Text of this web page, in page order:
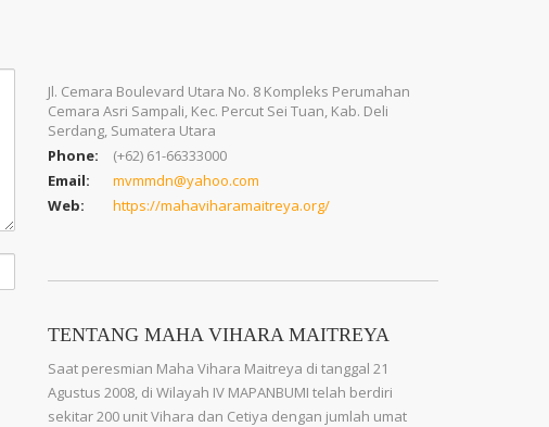
Jl. Cemara Boulevard Utara No. 8 Kompleks Perumahan
Cemara Asri Sampali, Kec. Percut Sei Tuan, Kab. Deli
Serdang, Sumatera Utara
Phone:
(+62) 61-66333000
Email:
mvmmdn@yahoo.com
Web:
https://mahaviharamaitreya.org/
TENTANG MAHA VIHARA MAITREYA
Saat peresmian Maha Vihara Maitreya di tanggal 21
Agustus 2008, di Wilayah IV MAPANBUMI telah berdiri
sekitar 200 unit Vihara dan Cetiya dengan jumlah umat